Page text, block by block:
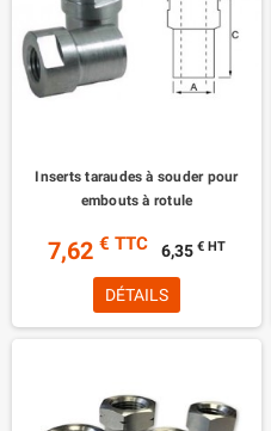
Inserts taraudes à souder pour
embouts à rotule
7,62 € TTC 6,35 € HT
DÉTAILS